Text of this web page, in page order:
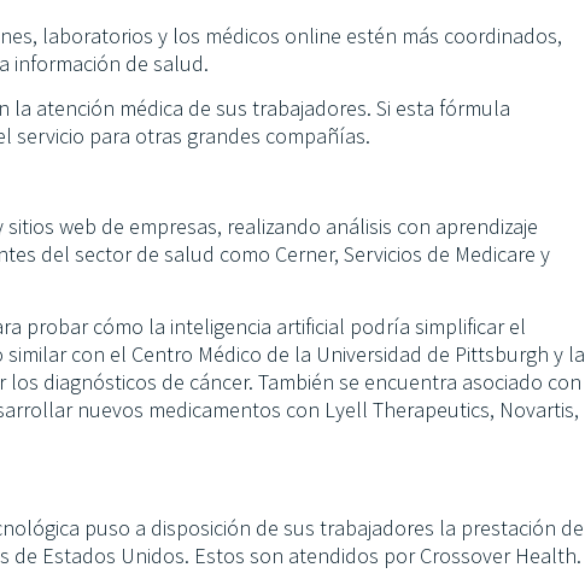
laboratorios y los médicos online estén más coordinados,
información de salud.
la atención médica de sus trabajadores. Si esta fórmula
servicio para otras grandes compañías.
web de empresas, realizando análisis con aprendizaje
del sector de salud como Cerner, Servicios de Medicare y
probar cómo la inteligencia artificial podría simplificar el
con el Centro Médico de la Universidad de Pittsburgh y la
diagnósticos de cáncer. También se encuentra asociado con
nuevos medicamentos con Lyell Therapeutics, Novartis,
puso a disposición de sus trabajadores la prestación de
de Estados Unidos. Estos son atendidos por Crossover Health.